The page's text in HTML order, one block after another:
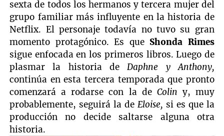
sexta de todos los hermanos y tercera mujer del
grupo familiar más influyente en la historia de
Netflix. El personaje todavía no tuvo su gran
momento protagónico. Es que Shonda Rimes
sigue enfocada en los primeros libros. Luego de
plasmar la historia deDaphne y Anthony,
continúa en esta tercera temporada que pronto
comenzará a rodarse con la de Colin y, muy
probablemente, seguirá la de Eloise, si es que la
producción no decide saltarse alguna otra
historia.